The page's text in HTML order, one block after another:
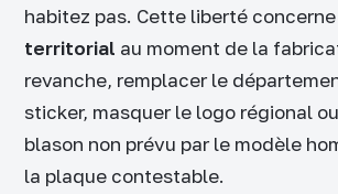
habitez pas. Cette liberté concerne
territorial au moment de la
revanche, remplacer le
sticker, masquer le logo régional
blason non prévu par le modèle
la plaque contestable.